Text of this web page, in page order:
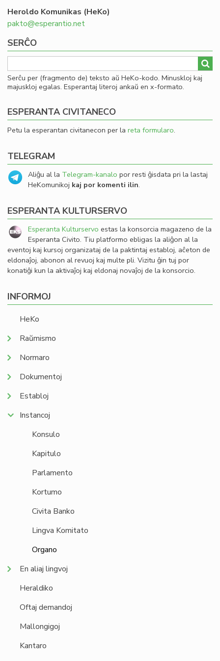
Heroldo Komunikas (HeKo)
pakto@esperantio.net
SERĈO
Serĉu per (fragmento de) teksto aŭ HeKo-kodo. Minuskloj kaj
majuskloj egalas. Esperantaj literoj ankaŭ en x-formato.
ESPERANTA CIVITANECO
Petu la esperantan civitanecon per la reta formularo.
TELEGRAM
Aliĝu al la Telegram-kanalo por resti ĝisdata pri la lastaj
HeKomunikoj kaj por komenti ilin.
ESPERANTA KULTURSERVO
Esperanta Kulturservo estas la konsorcia magazeno de la
Esperanta Civito. Tiu platformo ebligas la aliĝon al la
eventoj kaj kursoj organizataj de la paktintaj establoj, aĉeton de
eldonaĵoj, abonon al revuoj kaj multe pli. Vizitu ĝin tuj por
konatiĝi kun la aktivaĵoj kaj eldonaj novaĵoj de la konsorcio.
INFORMOJ
HeKo
Raŭmismo
Normaro
Dokumentoj
Establoj
Instancoj
Konsulo
Kapitulo
Parlamento
Kortumo
Civita Banko
Lingva Komitato
Organo
En aliaj lingvoj
Heraldiko
Oftaj demandoj
Mallongigoj
Kantaro